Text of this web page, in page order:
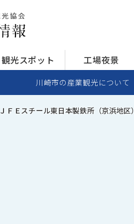
観光スポット 工場夜景
川崎市の産業観光について
ＪＦＥスチール東日本製鉄所（京浜地区）